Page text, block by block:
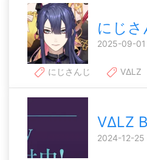
にじさ
2025-09-
にじさんじ VΔLZ
VΔLZ
2024-12-25